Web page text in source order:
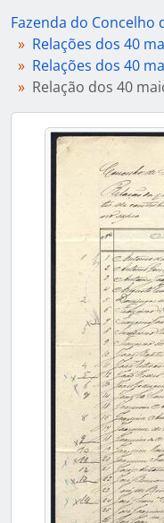
Fazenda do Concelho
Relações dos 40
Relações dos 40
Relação dos 40